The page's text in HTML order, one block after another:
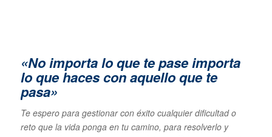
«No importa lo que te pase importa
lo que haces con aquello que te
pasa»
Te espero para gestionar con éxito cualquier dificultad o
reto que la vida ponga en tu camino, para resolverlo y